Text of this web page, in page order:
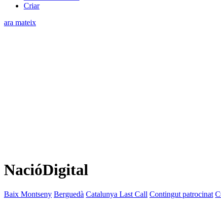
Criar
ara mateix
NacióDigital
Baix Montseny Berguedà Catalunya Last Call Contingut patrocinat